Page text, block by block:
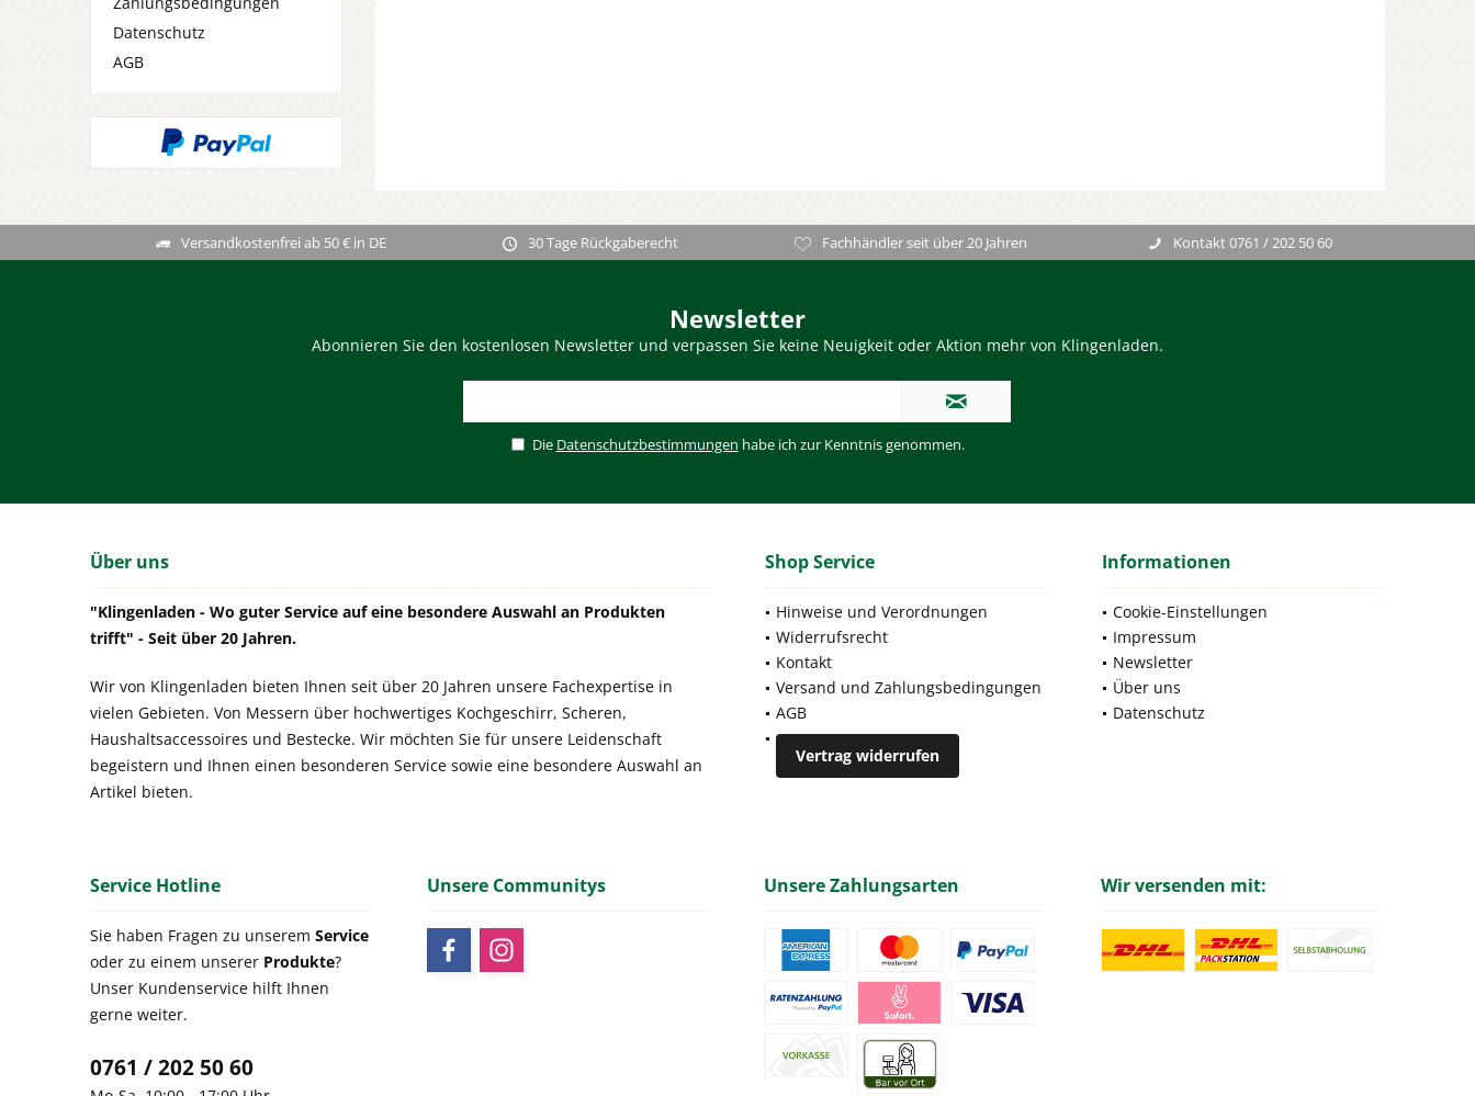
Datenschutz
AGB
Versandkostenfrei ab 50 € in DE 30 Tage Rückgaberecht Fachhändler seit über 20 Jahren Kontakt 0761 / 202 50 60
Newsletter
Abonnieren Sie den kostenlosen Newsletter und verpassen Sie keine Neuigkeit oder Aktion mehr von Klingenladen.
Die Datenschutzbestimmungen habe ich zur Kenntnis genommen.
Über uns
"Klingenladen - Wo guter Service auf eine besondere Auswahl an Produkten
trifft" - Seit über 20 Jahren.
Wir von Klingenladen bieten Ihnen seit über 20 Jahren unsere Fachexpertise in
vielen Gebieten. Von Messern über hochwertiges Kochgeschirr, Scheren,
Haushaltsaccessoires und Bestecke. Wir möchten Sie für unsere Leidenschaft
begeistern und Ihnen einen besonderen Service sowie eine besondere Auswahl an
Artikel bieten.
Shop Service
Hinweise und Verordnungen
Widerrufsrecht
Kontakt
Versand und Zahlungsbedingungen
AGB
Vertrag widerrufen
Informationen
Cookie-Einstellungen
Impressum
Newsletter
Über uns
Datenschutz
Service Hotline
Sie haben Fragen zu unserem Service
oder zu einem unserer Produkte?
Unser Kundenservice hilft Ihnen
gerne weiter.
0761 / 202 50 60
Unsere Communitys Unsere Zahlungsarten Wir versenden mit: